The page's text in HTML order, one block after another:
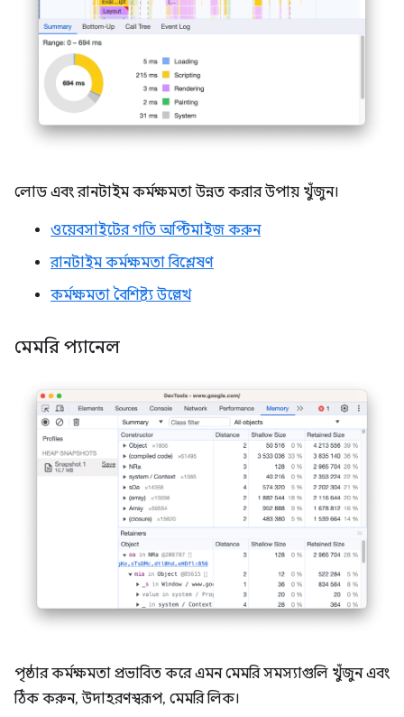
লোড এবং রানটাইম কর্মক্ষমতা উন্নত করার উপায় খুঁজুন।
ওয়েবসাইটের গতি অপ্টিমাইজ করুন
রানটাইম কর্মক্ষমতা বিশ্লেষণ
কর্মক্ষমতা বৈশিষ্ট্য উল্লেখ
মেমরি প্যানেল
পৃষ্ঠার কর্মক্ষমতা প্রভাবিত করে এমন মেমরি সমস্যাগুলি খুঁজুন এবং
ঠিক করুন, উদাহরণস্বরূপ, মেমরি লিক।